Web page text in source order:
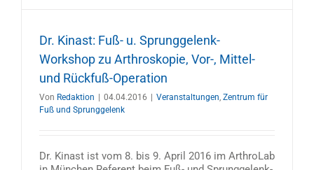
Dr. Kinast: Fuß- u. Sprunggelenk-
Workshop zu Arthroskopie, Vor-, Mittel-
und Rückfuß-Operation
Von Redaktion | 04.04.2016 | Veranstaltungen Zentrum für
Fuß und Sprunggelenk
Dr. Kinast ist vom 8. bis 9. April 2016 im ArthroLab